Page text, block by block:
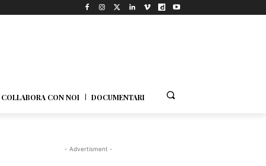
COLLABORA CON NOI DOCUMENTARI
- Advertisment -